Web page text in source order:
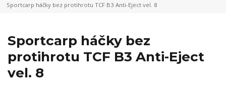
Sportcarp háčky bez protihrotu TCF B3 Anti-Eject vel. 8
Sportcarp háčky bez
protihrotu TCF B3 Anti-Eject
vel. 8